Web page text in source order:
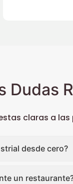
Dudas
claras a
desde cero?
un